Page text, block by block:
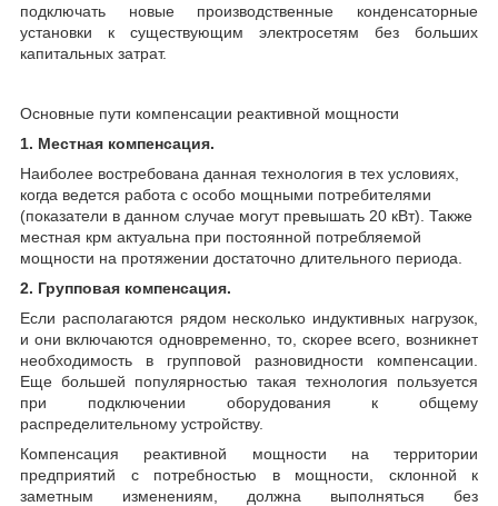
подключать новые производственные конденсаторные
установки к существующим электросетям без больших
капитальных затрат.
Основные пути компенсации реактивной мощности
1. Местная компенсация.
Наиболее востребована данная технология в тех условиях,
когда ведется работа с особо мощными потребителями
(показатели в данном случае могут превышать 20 кВт). Также
местная крм актуальна при постоянной потребляемой
мощности на протяжении достаточно длительного периода.
2. Групповая компенсация.
Если располагаются рядом несколько индуктивных нагрузок,
и они включаются одновременно, то, скорее всего, возникнет
необходимость в групповой разновидности компенсации.
Еще большей популярностью такая технология пользуется
при подключении оборудования к общему
распределительному устройству.
Компенсация реактивной мощности на территории
предприятий с потребностью в мощности, склонной к
заметным изменениям, должна выполняться без